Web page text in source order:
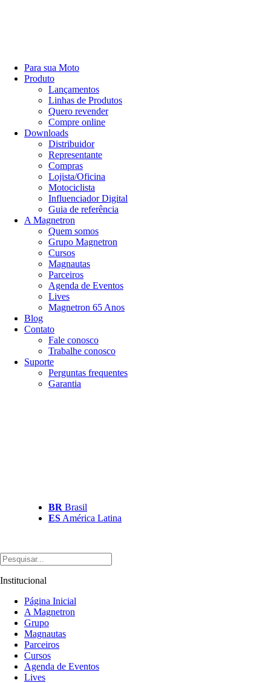
Para sua Moto
Produto
Lançamentos
Linhas de Produtos
Quero revender
Compre online
Downloads
Distribuidor
Representante
Compras
Lojista/Oficina
Motociclista
Influenciador Digital
Guia de referência
A Magnetron
Quem somos
Grupo Magnetron
Cursos
Magnautas
Parceiros
Agenda de Eventos
Lives
Magnetron 65 Anos
Blog
Contato
Fale conosco
Trabalhe conosco
Suporte
Perguntas frequentes
Garantia
BR Brasil
ES América Latina
Institucional
Página Inicial
A Magnetron
Grupo
Magnautas
Parceiros
Cursos
Agenda de Eventos
Lives